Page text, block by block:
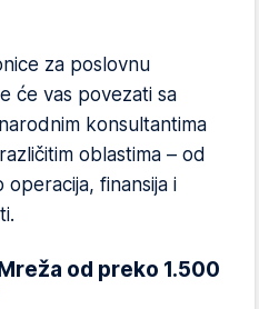
za poslovnu
će vas povezati sa
konsultantima
oblastima – od
finansija i
od preko 1.500